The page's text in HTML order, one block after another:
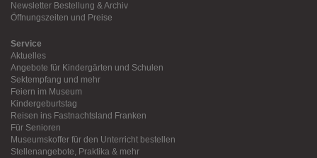
Newsletter Bestellung & Archiv
Öffnungszeiten und Preise
Service
Aktuelles
Angebote für Kindergärten und Schulen
Sektempfang und mehr
Feiern im Museum
Kindergeburtstag
Reisen ins Fastnachtsland Franken
Für Senioren
Museumskoffer für den Unterricht bestellen
Stellenangebote, Praktika & mehr